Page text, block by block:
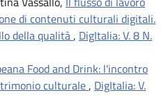
di contenuti culturali digitali.
della qualità, DigItalia: V. 8 N.
Food and Drink: l'incontro
culturale, DigItalia: V.